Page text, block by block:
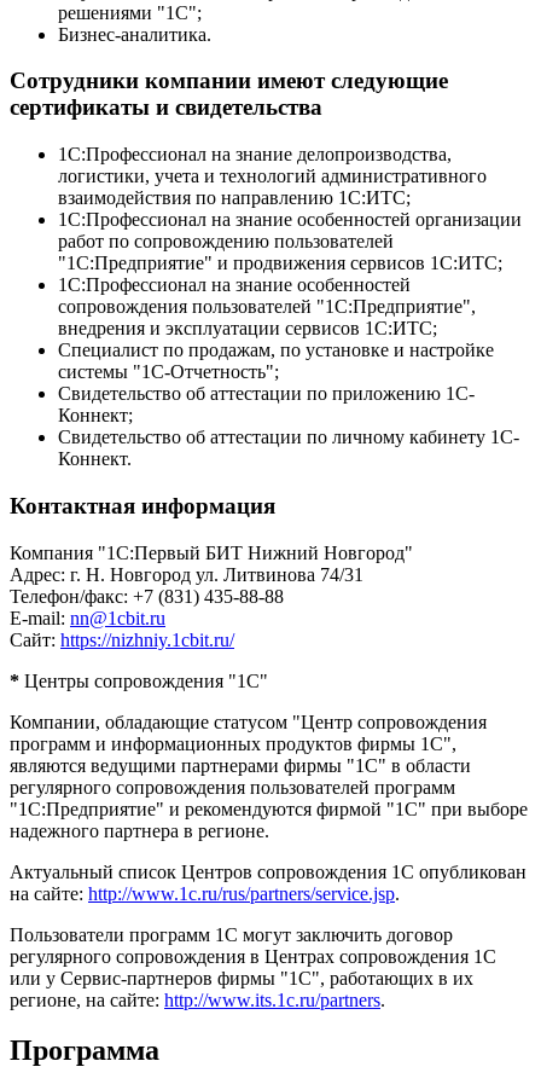
решениями "1С";
Бизнес-аналитика.
Сотрудники компании имеют следующие
сертификаты и свидетельства
1С:Профессионал на знание делопроизводства,
логистики, учета и технологий административного
взаимодействия по направлению 1С:ИТС;
1С:Профессионал на знание особенностей организации
работ по сопровождению пользователей
"1С:Предприятие" и продвижения сервисов 1С:ИТС;
1С:Профессионал на знание особенностей
сопровождения пользователей "1С:Предприятие",
внедрения и эксплуатации сервисов 1С:ИТС;
Специалист по продажам, по установке и настройке
системы "1С-Отчетность";
Свидетельство об аттестации по приложению 1С-
Коннект;
Свидетельство об аттестации по личному кабинету 1С-
Коннект.
Контактная информация
Компания "1С:Первый БИТ Нижний Новгород"
Адрес: г. Н. Новгород ул. Литвинова 74/31
Телефон/факс: +7 (831) 435-88-88
E-mail: nn@1cbit.ru
Сайт: https://nizhniy.1cbit.ru/
* Центры сопровождения "1С"
Компании, обладающие статусом "Центр сопровождения
программ и информационных продуктов фирмы 1С",
являются ведущими партнерами фирмы "1С" в области
регулярного сопровождения пользователей программ
"1С:Предприятие" и рекомендуются фирмой "1С" при выборе
надежного партнера в регионе.
Актуальный список Центров сопровождения 1С опубликован
на сайте: http://www.1c.ru/rus/partners/service.jsp.
Пользователи программ 1С могут заключить договор
регулярного сопровождения в Центрах сопровождения 1С
или у Сервис-партнеров фирмы "1С", работающих в их
регионе, на сайте: http://www.its.1c.ru/partners.
Программа